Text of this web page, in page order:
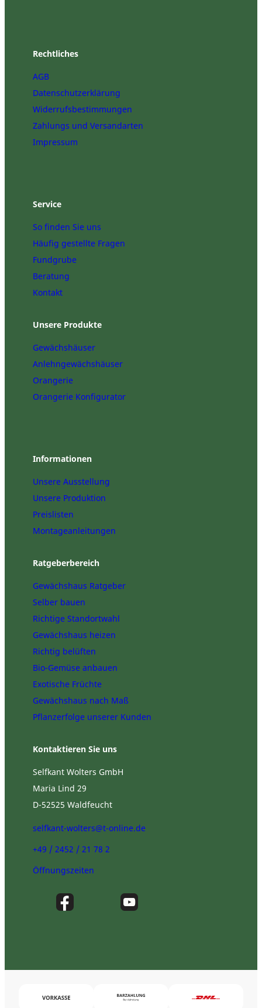
Rechtliches
AGB
Datenschutzerklärung
Widerrufsbestimmungen
Zahlungs und Versandarten
Impressum
Service
So finden Sie uns
Häufig gestellte Fragen
Fundgrube
Beratung
Kontakt
Unsere Produkte
Gewächshäuser
Anlehngewächshäuser
Orangerie
Orangerie Konfigurator
Informationen
Unsere Ausstellung
Unsere Produktion
Preislisten
Montageanleitungen
Ratgeberbereich
Gewächshaus Ratgeber
Selber bauen
Richtige Standortwahl
Gewächshaus heizen
Richtig belüften
Bio-Gemüse anbauen
Exotische Früchte
Gewächshaus nach Maß
Pflanzerfolge unserer Kunden
Kontaktieren Sie uns
Selfkant Wolters GmbH
Maria Lind 29
D-52525 Waldfeucht
selfkant-wolters@t-online.de
+49 / 2452 / 21 78 2
Öffnungszeiten